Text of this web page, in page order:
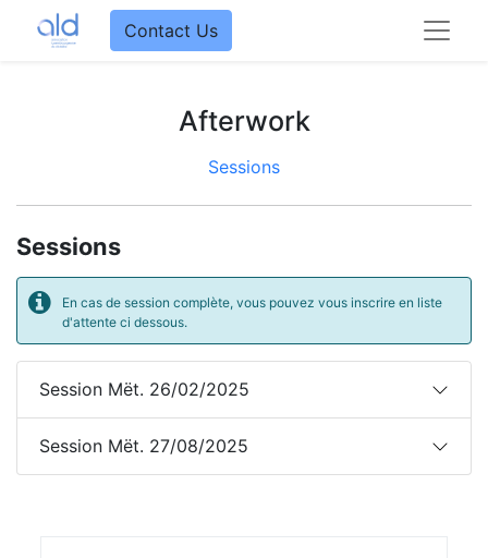
Contact Us
Afterwork
Sessions
Sessions
En cas de session complète, vous pouvez vous inscrire en liste
d'attente ci dessous.
Session Mët. 26/02/2025
Session Mët. 27/08/2025